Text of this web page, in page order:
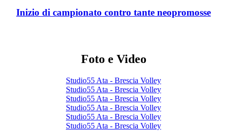
Inizio di campionato contro tante neopromosse
Foto e Video
Studio55 Ata - Brescia Volley
Studio55 Ata - Brescia Volley
Studio55 Ata - Brescia Volley
Studio55 Ata - Brescia Volley
Studio55 Ata - Brescia Volley
Studio55 Ata - Brescia Volley